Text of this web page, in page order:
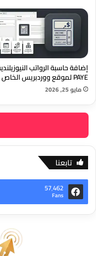
إضافة حاسبة الرواتب
PAYE لموقع ووردبريس الخاص بك
مايو 25, 2026
تابعنا
57٬462
Fans